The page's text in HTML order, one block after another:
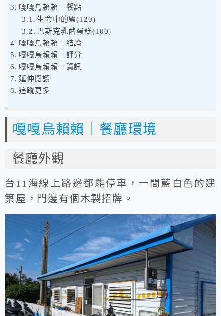
嘎嘎烏賴賴｜餐點
生命中的鹽(120)
巴斯克乳酪蛋糕(100)
嘎嘎烏賴賴｜結論
嘎嘎烏賴賴｜評分
嘎嘎烏賴賴｜資訊
延伸閱讀
追蹤更多
嘎嘎烏賴賴｜餐廳環境
餐廳外觀
台11海線上路邊都能停車，一間藍白色的建
築屋，門邊有個木製招牌。